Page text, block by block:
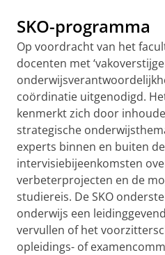
SKO-programma
Op voordracht van het
docenten met
coördinatie uitgenodigd.
kenmerkt zich door
strategische
experts binnen en buiten de
intervisiebijeenkomsten
verbeterprojecten en de
studiereis. De SKO
onderwijs een
vervullen of het
opleidings- of